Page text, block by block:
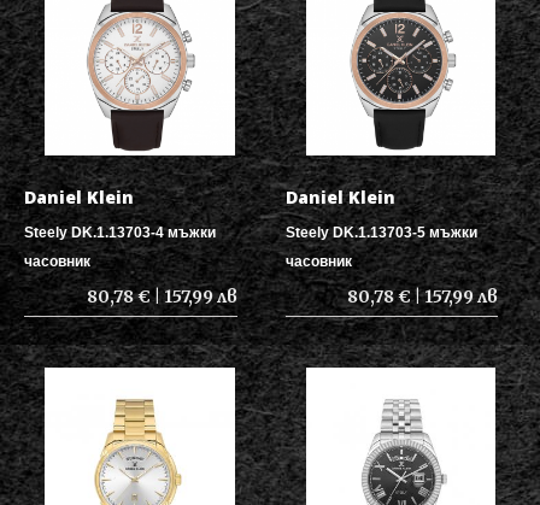
Daniel Klein
Steely DK.1.13703-4 мъжки
часовник
80,78 € | 157,99 лв
Daniel Klein
Steely DK.1.13703-5 мъжки
часовник
80,78 € | 157,99 лв